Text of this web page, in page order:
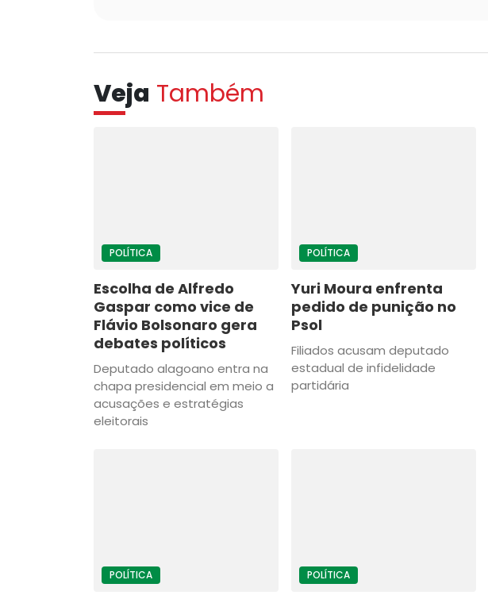
Veja Também
POLÍTICA
Escolha de Alfredo
Gaspar como vice de
Flávio Bolsonaro gera
debates políticos
Deputado alagoano entra na
chapa presidencial em meio a
acusações e estratégias
eleitorais
POLÍTICA
Yuri Moura enfrenta
pedido de punição no
Psol
Filiados acusam deputado
estadual de infidelidade
partidária
POLÍTICA POLÍTICA